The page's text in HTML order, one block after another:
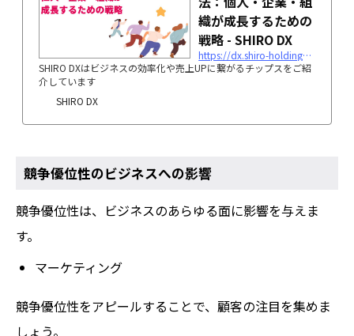
織が成長するための
戦略 - SHIRO DX
https://dx.shiro-holdings.co.jp/p2108/
SHIRO DXはビジネスの効率化や売上UPに繋がるチップスをご紹
介しています
SHIRO DX
競争優位性のビジネスへの影響
競争優位性は、ビジネスのあらゆる面に影響を与えま
す。
マーケティング
競争優位性をアピールすることで、顧客の注目を集めま
しょう。